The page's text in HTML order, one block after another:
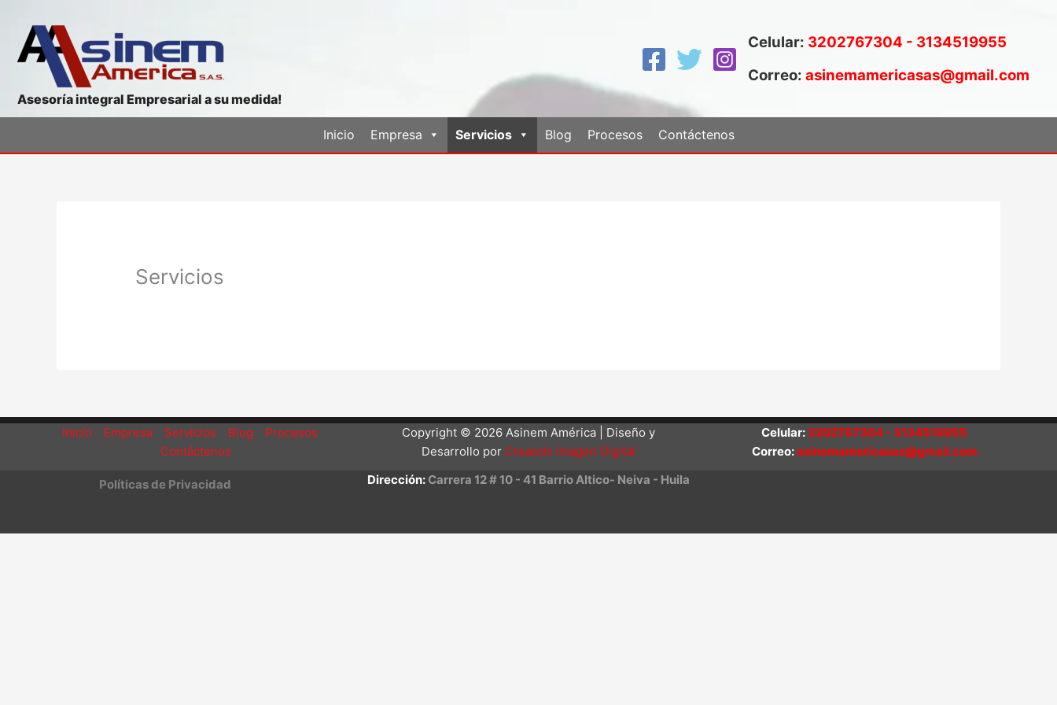
contenido
Asesoría integral Empresarial a su medida!
Celular: 3202767304 - 3134519955
Correo: asinemamericasas@gmail.com
Inicio Empresa Servicios Blog Procesos Contáctenos
Servicios
Inicio Empresa Servicios Blog
Procesos
Contáctenos
Copyright © 2026 Asinem América | Diseño y
Desarrollo por Creando Imagen Digital
Celular: 3202767304 - 3134519955
Correo:asinemamericasas@gmail.com
Políticas de Privacidad Dirección: Carrera 12 # 10 - 41 Barrio Altico- Neiva - Huila